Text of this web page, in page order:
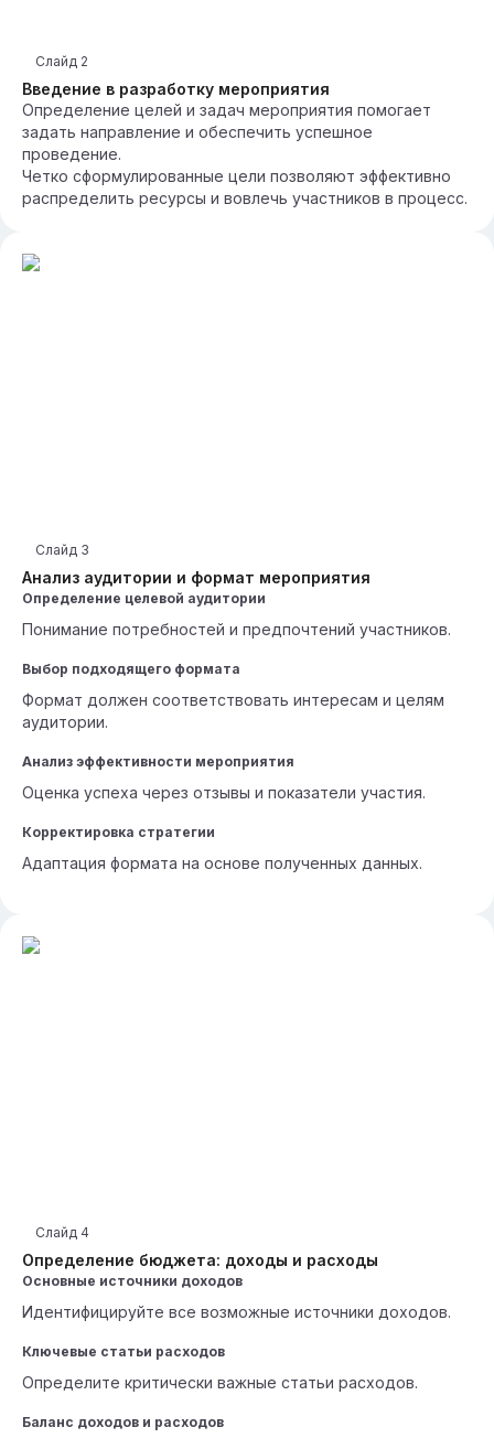
Введение в разработку мероприятия
Слайд 2
Определение целей и задач мероприятия помогает
задать направление и обеспечить успешное
проведение.
Четко сформулированные цели позволяют эффективно
распределить ресурсы и вовлечь участников в процесс.
Анализ аудитории и формат мероприятия
Слайд 3
Определение целевой аудитории
Понимание потребностей и предпочтений участников.
Выбор подходящего формата
Формат должен соответствовать интересам и целям
аудитории.
Анализ эффективности мероприятия
Оценка успеха через отзывы и показатели участия.
Корректировка стратегии
Адаптация формата на основе полученных данных.
Определение бюджета: доходы и расходы
Слайд 4
Основные источники доходов
Идентифицируйте все возможные источники доходов.
Ключевые статьи расходов
Определите критически важные статьи расходов.
Баланс доходов и расходов